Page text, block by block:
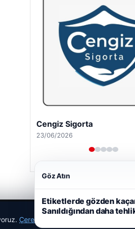
Cengiz Sigorta
23/06/2026
Çerez Politikamız
Göz Atın
Etiketlerde gözden
Sanıldığından daha